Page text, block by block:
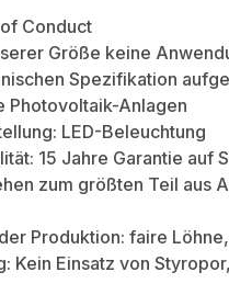
Conduct
Größe keine
Spezifikation
Photovoltaik-Anlagen
LED-Beleuchtung
15 Jahre Garantie auf
zum größten Teil aus
Produktion: faire
Kein Einsatz von